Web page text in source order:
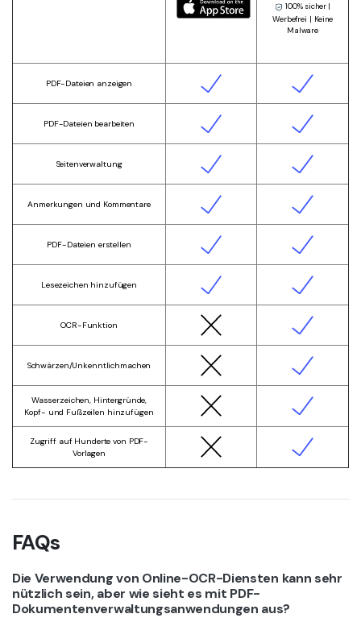
100% sicher |
Werbefrei | Keine
Malware
PDF-Dateien anzeigen
PDF-Dateien bearbeiten
Seitenverwaltung
Anmerkungen und Kommentare
PDF-Dateien erstellen
Lesezeichen hinzufügen
OCR-Funktion
Schwärzen/Unkenntlichmachen
Wasserzeichen, Hintergründe,
Kopf- und Fußzeilen hinzufügen
Zugriff auf Hunderte von PDF-
Vorlagen
FAQs
Die Verwendung von Online-OCR-Diensten kann sehr
nützlich sein, aber wie sieht es mit PDF-
Dokumentenverwaltungsanwendungen aus?